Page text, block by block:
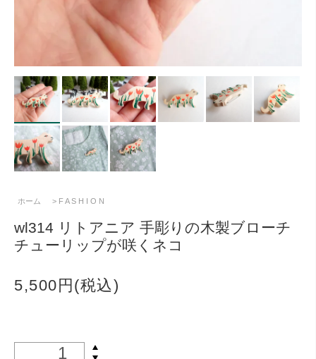
ホーム > F A S H I O N
wl314 リトアニア 手彫りの木製ブローチ
チューリップが咲くネコ
5,500円(税込)